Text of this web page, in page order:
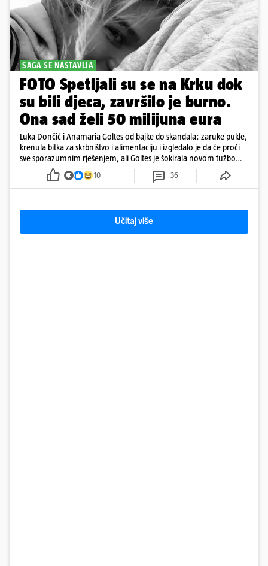
SAGA SE NASTAVLJA
FOTO Spetljali su se na Krku dok
su bili djeca, završilo je burno.
Ona sad želi 50 milijuna eura
Luka Dončić i Anamaria Goltes od bajke do skandala: zaruke pukle,
krenula bitka za skrbništvo i alimentaciju i izgledalo je da će proći
sve sporazumnim rješenjem, ali Goltes je šokirala novom tužbom
u Sloveniji
10 36
Učitaj više